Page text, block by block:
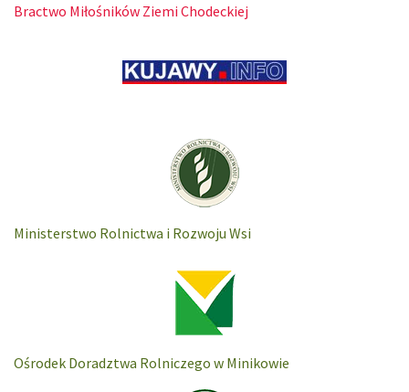
Bractwo Miłośników Ziemi Chodeckiej
Ministerstwo Rolnictwa i Rozwoju Wsi
Ośrodek Doradztwa Rolniczego w Minikowie